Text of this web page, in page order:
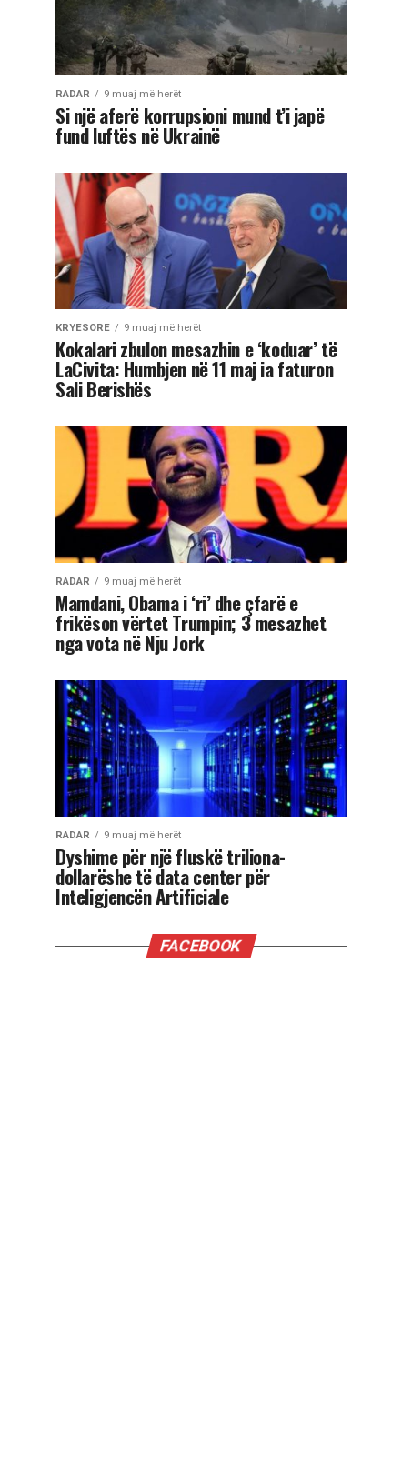
RADAR 9 muaj më herët
Si një aferë korrupsioni mund t’i japë
fund luftës në Ukrainë
KRYESORE 9 muaj më herët
Kokalari zbulon mesazhin e ‘koduar’ të
LaCivita: Humbjen në 11 maj ia faturon
Sali Berishës
RADAR 9 muaj më herët
Mamdani, Obama i ‘ri’ dhe çfarë e
frikëson vërtet Trumpin; 3 mesazhet
nga vota në Nju Jork
RADAR 9 muaj më herët
Dyshime për një fluskë triliona-
dollarëshe të data center për
Inteligjencën Artificiale
FACEBOOK